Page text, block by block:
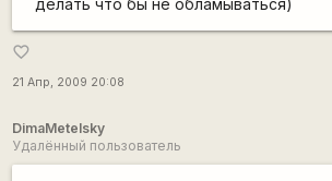
favorite_border
21 Апр, 2009 20:08
DimaMetelsky
Удалённый пользователь